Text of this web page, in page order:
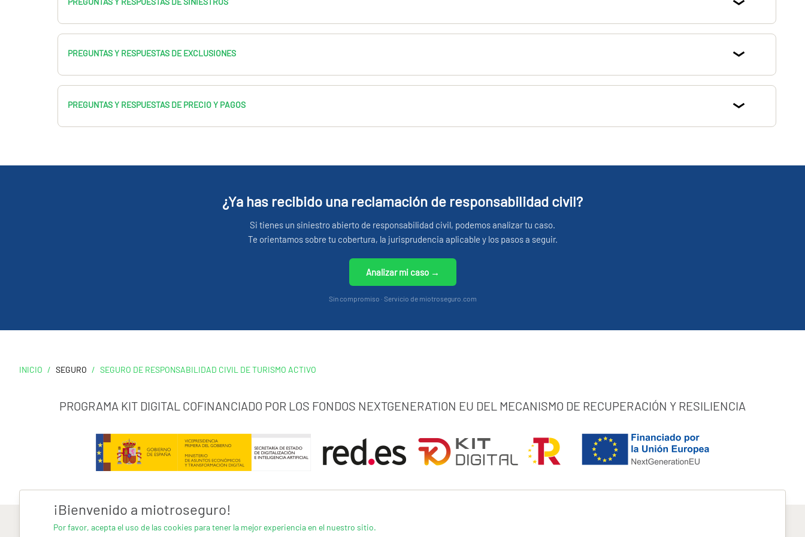
PREGUNTAS Y RESPUESTAS DE EXCLUSIONES
PREGUNTAS Y RESPUESTAS DE PRECIO Y PAGOS
¿Ya has recibido una reclamación de responsabilidad civil?
Si tienes un siniestro abierto de responsabilidad civil, podemos analizar tu caso.
Te orientamos sobre tu cobertura, la jurisprudencia aplicable y los pasos a seguir.
Analizar mi caso →
Sin compromiso · Servicio de miotroseguro.com
INICIO / SEGURO / SEGURO DE RESPONSABILIDAD CIVIL DE TURISMO ACTIVO
PROGRAMA KIT DIGITAL COFINANCIADO POR LOS FONDOS NEXTGENERATION EU DEL MECANISMO DE RECUPERACIÓN Y RESILIENCIA
¡Bienvenido a miotroseguro!
Por favor, acepta el uso de las cookies para tener la mejor experiencia en el nuestro sitio.